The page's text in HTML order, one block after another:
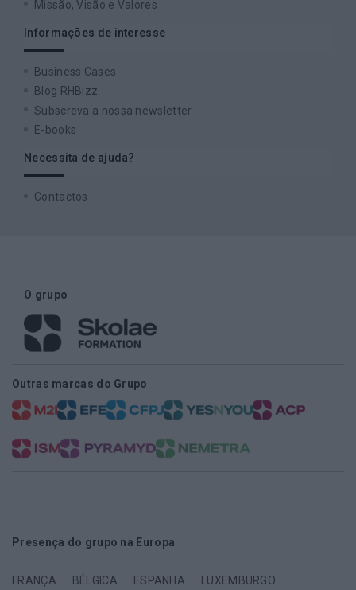
Missão, Visão e Valores
Informações de interesse
Business Cases
Blog RHBizz
Subscreva a nossa newsletter
E-books
Necessita de ajuda?
Contactos
O grupo
Outras marcas do Grupo
Presença do grupo na Europa
FRANÇA BÉLGICA ESPANHA LUXEMBURGO